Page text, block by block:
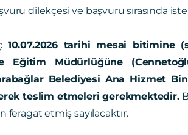
dilekçesi ve başvuru sırasında
10.07.2026 tarihi mesai bitimine
Eğitim Müdürlüğüne
Belediyesi Ana Hizmet
teslim etmeleri gerekmektedir.
etmiş sayılacaktır.